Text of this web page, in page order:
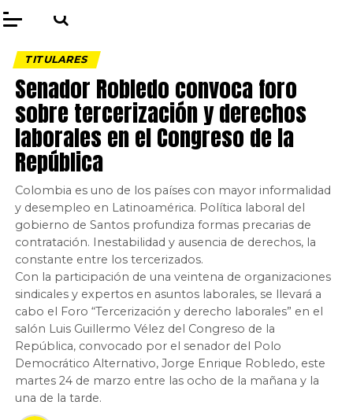
TITULARES
Senador Robledo convoca foro
sobre tercerización y derechos
laborales en el Congreso de la
República
Colombia es uno de los países con mayor informalidad
y desempleo en Latinoamérica. Política laboral del
gobierno de Santos profundiza formas precarias de
contratación. Inestabilidad y ausencia de derechos, la
constante entre los tercerizados.
Con la participación de una veintena de organizaciones
sindicales y expertos en asuntos laborales, se llevará a
cabo el Foro “Tercerización y derecho laborales” en el
salón Luis Guillermo Vélez del Congreso de la
República, convocado por el senador del Polo
Democrático Alternativo, Jorge Enrique Robledo, este
martes 24 de marzo entre las ocho de la mañana y la
una de la tarde.